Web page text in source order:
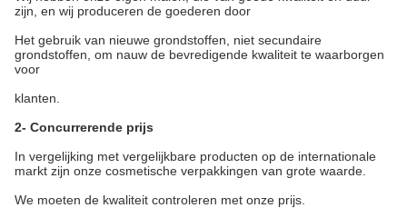
zijn, en wij produceren de goederen door
Het gebruik van nieuwe grondstoffen, niet secundaire
grondstoffen, om nauw de bevredigende kwaliteit te waarborgen
voor
klanten.
2- Concurrerende prijs
In vergelijking met vergelijkbare producten op de internationale
markt zijn onze cosmetische verpakkingen van grote waarde.
We moeten de kwaliteit controleren met onze prijs.